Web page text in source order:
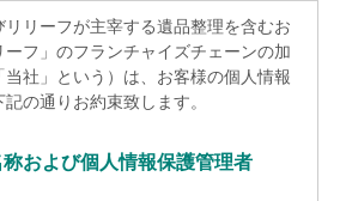
リーフが主宰する遺品整理を含むお
ーフ」のフランチャイズチェーンの加
社」という）は、お客様の個人情報
の通りお約束致します。
および個人情報保護管理者